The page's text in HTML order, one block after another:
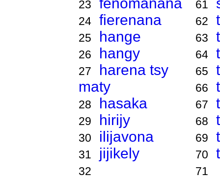
23
24 fierenana
25 hange
26 hangy
27
harena tsy
maty
28 hasaka
29 hirijy
30 ilijavona
31 jijikely
32
61
62
63
64
65
66
67
68
69
70
71